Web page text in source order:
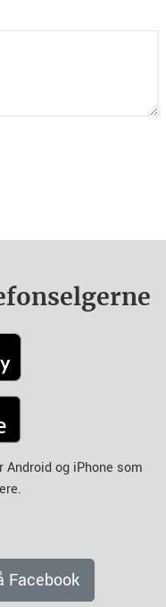
Android og iPhone som
Facebook